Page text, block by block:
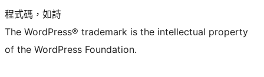
程式碼，如詩
The WordPress® trademark is the intellectual property
of the WordPress Foundation.